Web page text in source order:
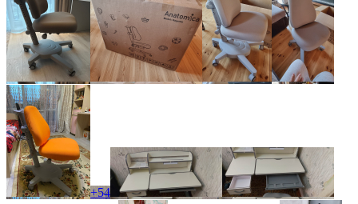
+54